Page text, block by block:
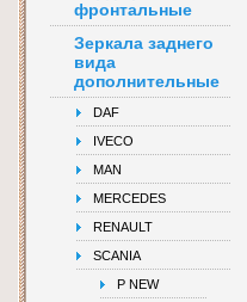
фронтальные
Зеркала заднего
вида
дополнительные
DAF
IVECO
MAN
MERCEDES
RENAULT
SCANIA
P NEW